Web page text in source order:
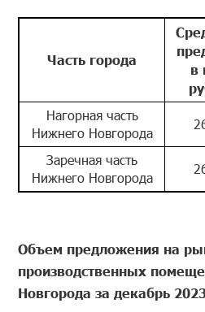
Часть города
в
Нагорная часть
Нижнего Новгорода
Заречная часть
Нижнего Новгорода
Объем предложения на
производственных
Новгорода за декабрь